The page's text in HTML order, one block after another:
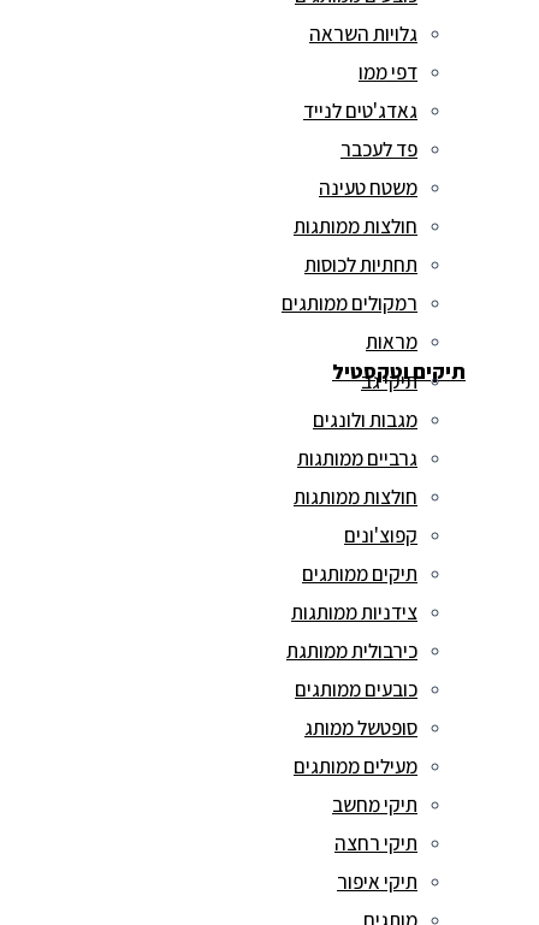
גלויות השראה
דפי ממו
גאדג'טים לנייד
פד לעכבר
משטח טעינה
חולצות ממותגות
תחתיות לכוסות
רמקולים ממותגים
מראות
תיקים וטקסטיל
תיקי גב
מגבות ולונגים
גרביים ממותגות
חולצות ממותגות
קפוצ'ונים
תיקים ממותגים
צידניות ממותגות
כירבולית ממותגת
כובעים ממותגים
סופטשל ממותג
מעילים ממותגים
תיקי מחשב
תיקי רחצה
תיקי איפור